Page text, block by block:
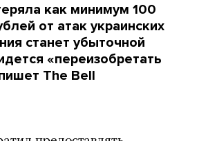
как минимум 100
от атак украинских
станет убыточной
«переизобретать
The Bell